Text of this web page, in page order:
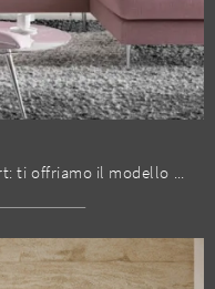
Salotti e divani ad angolo Le Comfort: ti offriamo il modello Papilio in tessuto per valorizzare la zona giorno.